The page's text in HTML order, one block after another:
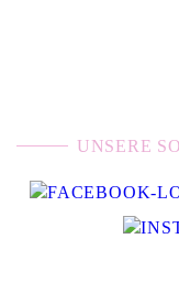
UNSERE